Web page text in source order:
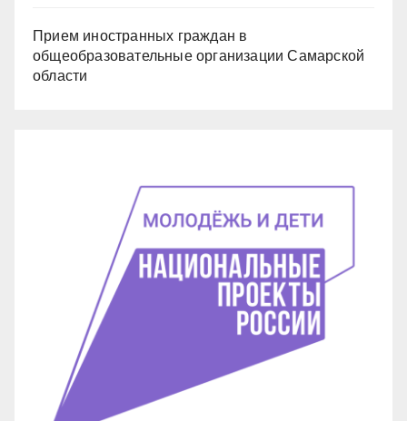
Прием иностранных граждан в
общеобразовательные организации Самарской
области